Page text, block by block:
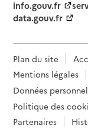
info.gouv.fr
data.gouv.fr
Plan du site
Mentions légales
Données
Politique des
Partenaires